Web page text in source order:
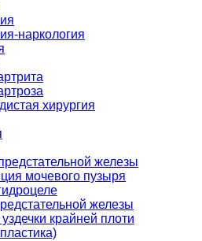
наркология
хирургия
железы
мочевого пузыря
железы
крайней плоти